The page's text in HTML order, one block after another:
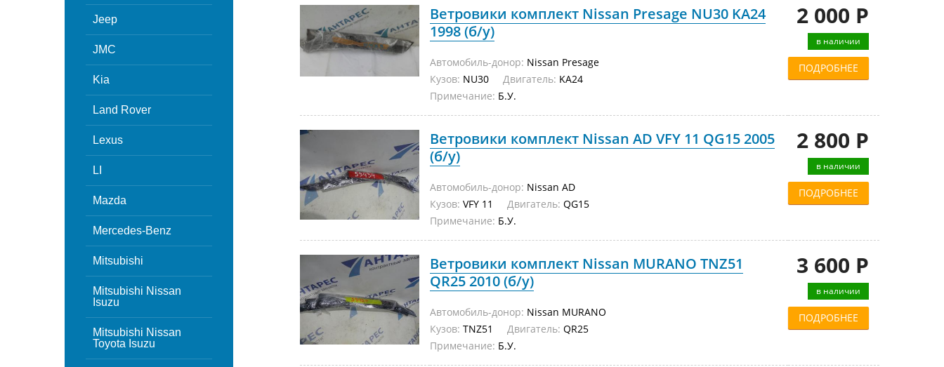
Jeep
JMC
Kia
Land Rover
Lexus
LI
Mazda
Mercedes-Benz
Mitsubishi
Mitsubishi Nissan
Isuzu
Mitsubishi Nissan
Toyota Isuzu
Ветровики комплект Nissan Presage NU30 KA24
1998 (б/у)
Автомобиль-донор: Nissan Presage
Кузов: NU30 Двигатель: KA24
Примечание: Б.У.
2 000 Р
в наличии
ПОДРОБНЕЕ
Ветровики комплект Nissan AD VFY 11 QG15 2005
(б/у)
Автомобиль-донор: Nissan AD
Кузов: VFY 11 Двигатель: QG15
Примечание: Б.У.
2 800 Р
в наличии
ПОДРОБНЕЕ
Ветровики комплект Nissan MURANO TNZ51
QR25 2010 (б/у)
Автомобиль-донор: Nissan MURANO
Кузов: TNZ51 Двигатель: QR25
Примечание: Б.У.
3 600 Р
в наличии
ПОДРОБНЕЕ